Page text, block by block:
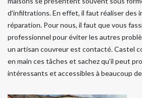
d'infiltrations. En effet, il faut réaliser des
réparation. Pour nous, il faut que vous
professionnel pour éviter les autres
un artisan couvreur est contacté. Castel
en main ces tâches et sachez qu'il peut
intéressants et accessibles à beaucoup